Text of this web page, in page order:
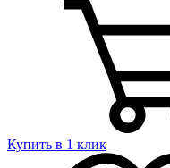
Купить в 1 клик